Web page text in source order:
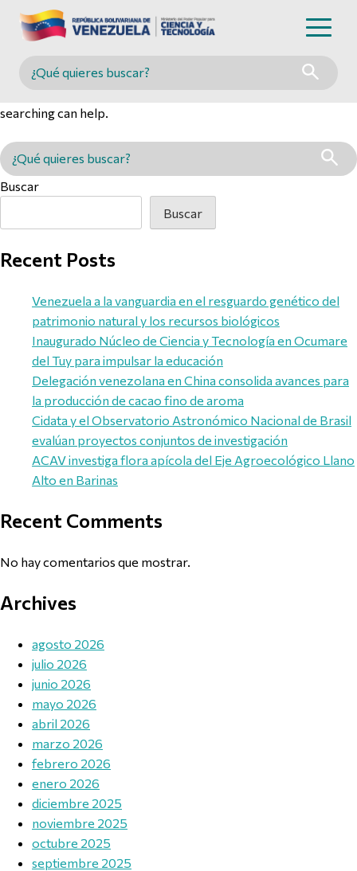
Buscar en MINCYT
searching can help.
Buscar en MINCYT
Buscar
Buscar
Recent Posts
Venezuela a la vanguardia en el resguardo genético del
patrimonio natural y los recursos biológicos
Inaugurado Núcleo de Ciencia y Tecnología en Ocumare
del Tuy para impulsar la educación
Delegación venezolana en China consolida avances para
la producción de cacao fino de aroma
Cidata y el Observatorio Astronómico Nacional de Brasil
evalúan proyectos conjuntos de investigación
ACAV investiga flora apícola del Eje Agroecológico Llano
Alto en Barinas
Recent Comments
No hay comentarios que mostrar.
Archives
agosto 2026
julio 2026
junio 2026
mayo 2026
abril 2026
marzo 2026
febrero 2026
enero 2026
diciembre 2025
noviembre 2025
octubre 2025
septiembre 2025